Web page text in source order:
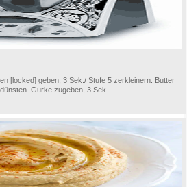
[locked] geben, 3 Sek./ Stufe 5 zerkleinern. Butter
Gurke zugeben, 3 Sek ...